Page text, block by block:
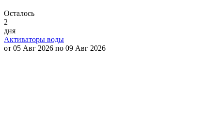
Осталось
2
дня
Активаторы воды
от 05 Авг 2026 по 09 Авг 2026